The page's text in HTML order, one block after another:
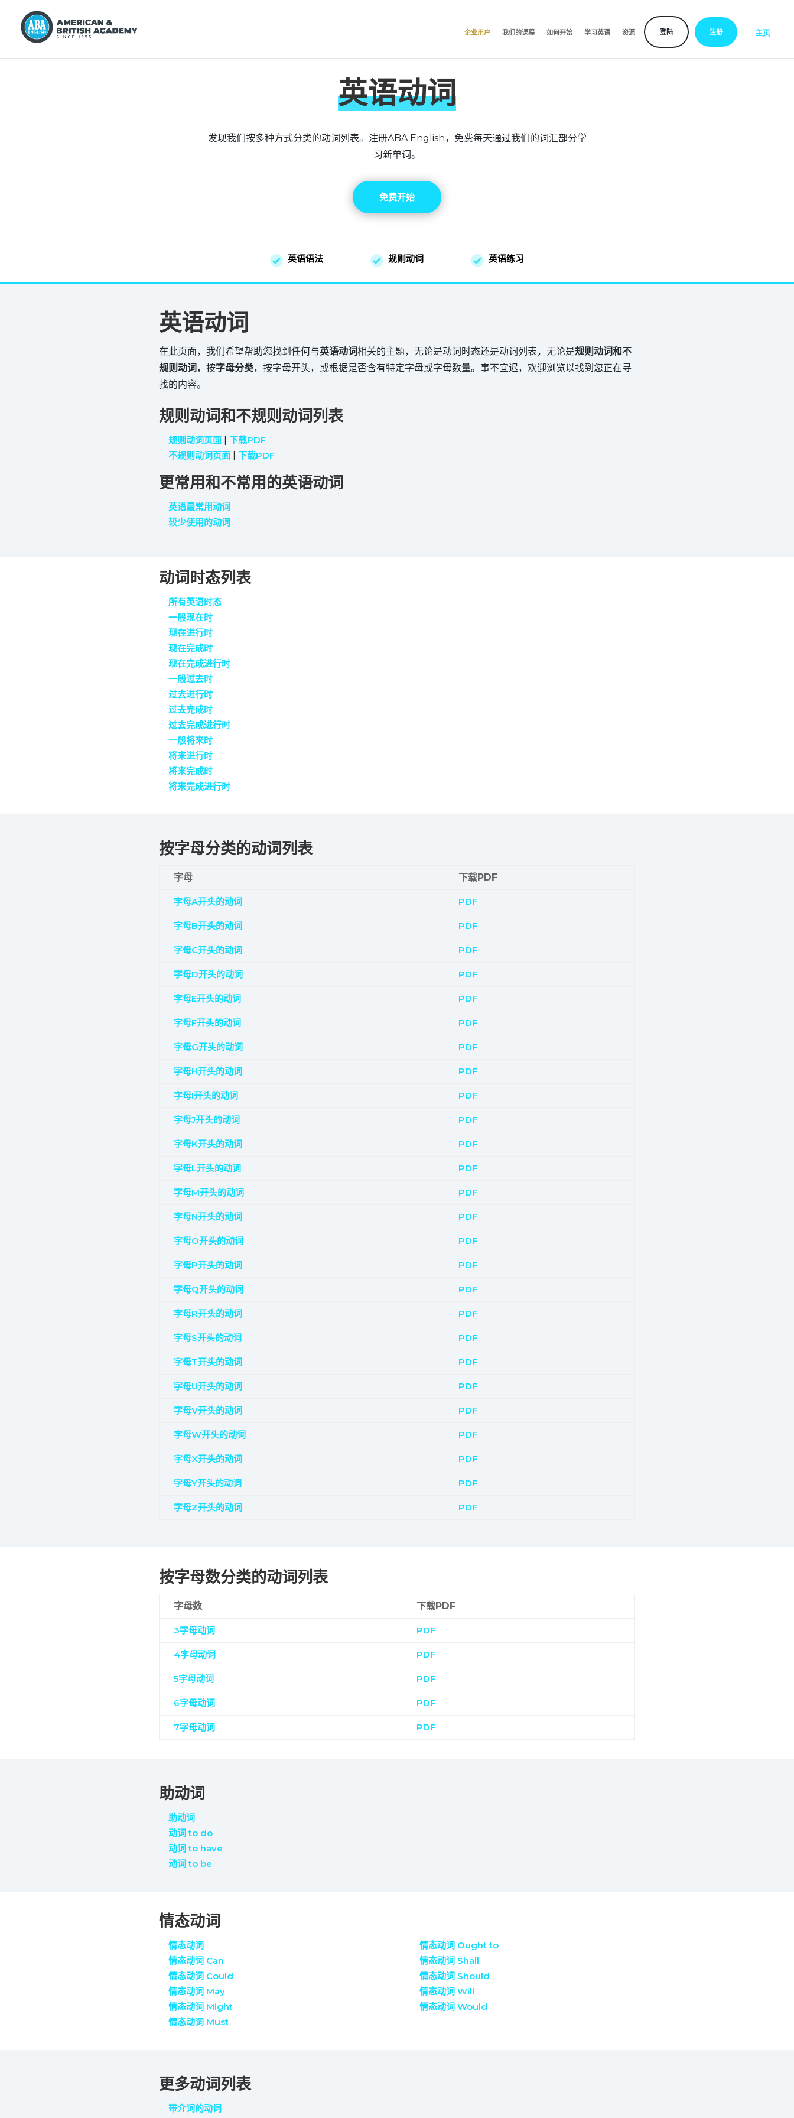
企业用户 我们的课程 如何开始 学习英语 资源 登陆 注册 主页
英语动词
发现我们按多种方式分类的动词列表。注册ABA English，免费每天通过我们的词汇部分学
习新单词。
免费开始
英语语法 规则动词 英语练习
英语动词
在此页面，我们希望帮助您找到任何与英语动词相关的主题，无论是动词时态还是动词列表，无论是规则动词和不
规则动词 ，按字母分类，按字母开头，或根据是否含有特定字母或字母数量。事不宜迟，欢迎浏览以找到您正在寻
找的内容。
规则动词和不规则动词列表
规则动词页面| 下载PDF
不规则动词页面| 下载PDF
更常用和不常用的英语动词
英语最常用动词
较少使用的动词
动词时态列表
所有英语时态
一般现在时
现在进行时
现在完成时
现在完成进行时
一般过去时
过去进行时
过去完成时
过去完成进行时
一般将来时
将来进行时
将来完成时
将来完成进行时
按字母分类的动词列表
字母 下载PDF
字母A开头的动词 PDF
字母B开头的动词 PDF
字母C开头的动词 PDF
字母D开头的动词 PDF
字母E开头的动词 PDF
字母F开头的动词 PDF
字母G开头的动词 PDF
字母H开头的动词 PDF
字母I开头的动词 PDF
字母J开头的动词 PDF
字母K开头的动词 PDF
字母L开头的动词 PDF
字母M开头的动词 PDF
字母N开头的动词 PDF
字母O开头的动词 PDF
字母P开头的动词 PDF
字母Q开头的动词 PDF
字母R开头的动词 PDF
字母S开头的动词 PDF
字母T开头的动词 PDF
字母U开头的动词 PDF
字母V开头的动词 PDF
字母W开头的动词 PDF
字母X开头的动词 PDF
字母Y开头的动词 PDF
字母Z开头的动词 PDF
按字母数分类的动词列表
字母数 下载PDF
3字母动词 PDF
4字母动词 PDF
5字母动词 PDF
6字母动词 PDF
7字母动词 PDF
助动词
助动词
动词 to do
动词 to have
动词 to be
情态动词
情态动词
情态动词 Can
情态动词 Could
情态动词 May
情态动词 Might
情态动词 Must
情态动词 Ought to
情态动词 Shall
情态动词 Should
情态动词 Will
情态动词 Would
更多动词列表
带介词的动词